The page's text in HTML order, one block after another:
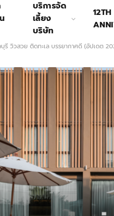
บริการจัด
เลี้ยง
บริษัท
12TH
วิวสวย ติดทะเล บรรยากาศดี (อัปเดต